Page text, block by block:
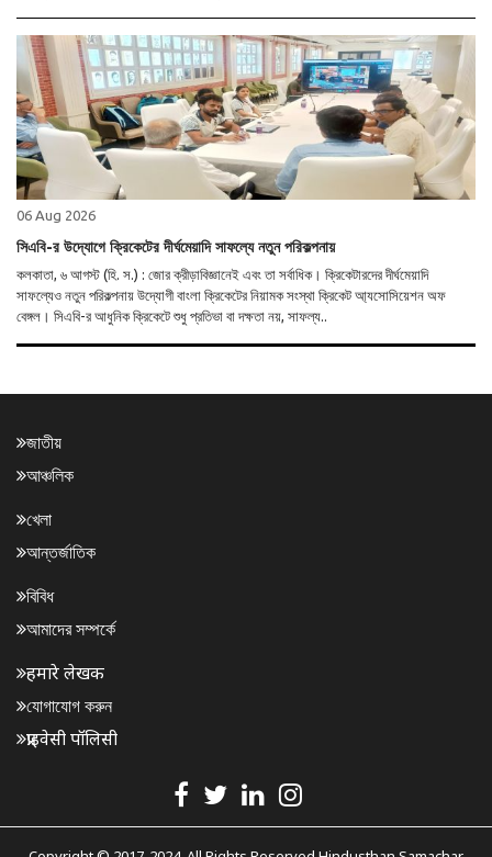
06 Aug 2026
সিএবি-র উদ্যোগে ক্রিকেটের দীর্ঘমেয়াদি সাফল্যে নতুন পরিকল্পনায়
কলকাতা, ৬ আগস্ট (হি. স.) : জোর ক্রীড়াবিজ্ঞানেই এবং তা সর্বাধিক। ক্রিকেটারদের দীর্ঘমেয়াদি
সাফল্যেও নতুন পরিকল্পনায় উদ্যোগী বাংলা ক্রিকেটের নিয়ামক সংস্থা ক্রিকেট আ্যসোসিয়েশন অফ
বেঙ্গল। সিএবি-র আধুনিক ক্রিকেটে শুধু প্রতিভা বা দক্ষতা নয়, সাফল্য..
জাতীয়
আঞ্চলিক
খেলা
আন্তর্জাতিক
বিবিধ
আমাদের সম্পর্কে
हमारे लेखक
যোগাযোগ করুন
प्राइवेसी पॉलिसी